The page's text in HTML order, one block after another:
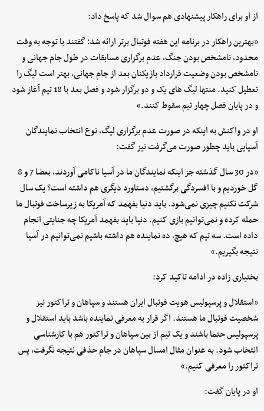
از او برای راهکار پیشنهادی‌ هم سوال شد که پاسخ داد:
«بهترین راهکار در برنامه این هفته فوتبال برتر ارائه شد؛ گفتند با توجه به وقت
محدود، نامشخص بودن جنگ، عدم برگزاری مسابقات در طول جام جهانی و
نامشخص بودن وضعیت قرارداد بازیکنان بعد از جام جهانی، بهتر است لیگ را
تعطیل کنید. منتها لیگ های یک و دو برگزار شود و فصل بعد با 18 تیم آغاز شود
و در پایان فصل چهار تیم سقوط کنند.»
او در واکنش به اینکه در صورت عدم برگزاری لیگ، نوع انتخاب نمایندگان
آسیایی باید چطور صورت می‌گرفت نیز گفت:
«در 30 سال گذشته جز اینکه نمایندگان ما در آسیا ناکامی آوردند، بعضا 7 و 8
گل خوردیم و با افسردگی برگشتیم، دستاورد دیگری هم داشته است؟ یک سال
شرکت نکنیم چیزی نمی‌شود. باید دنیا بفهمد که آمریکا به زیرساخت فوتبال ما
حمله کرده و نمی‌توانیم بازی کنیم. دنیا باید بفهمد آمریکا چه جنایتی انجام
داده است. سه تیم که هیچ، ده نماینده هم داشته باشیم نمی‌توانیم در آسیا
نتیجه بگیریم.»
بختیاری زاده در ادامه تاکید کرد:
«استقلال و پرسپولیس هویت فوتبال ایران هستند و سپاهان و تراکتور نیز
شخصیت فوتبال ما هستند. اگر قرار به معرفی نماینده باشد باید استقلال و
پرسپولیس حتما باشند و یک تیم از بین سپاهان و تراکتور هم با کارشناسی
انتخاب شود. به عنوان مثال امسال سپاهان در جام حذفی نتیجه نگرفت، پس
تراکتور را معرفی کنیم.»
او در پایان گفت: